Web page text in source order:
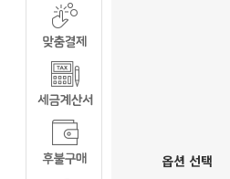
옵션 선택